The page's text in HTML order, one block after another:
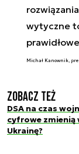
wytyczne
Michał Kanownik,
Zobacz też
DSA na czas
cyfrowe zmienią
Ukrainę?